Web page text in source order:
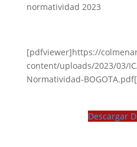
normatividad 2023
[pdfviewer]https://
content/uploads/2023/03/
Normatividad-
Descargar